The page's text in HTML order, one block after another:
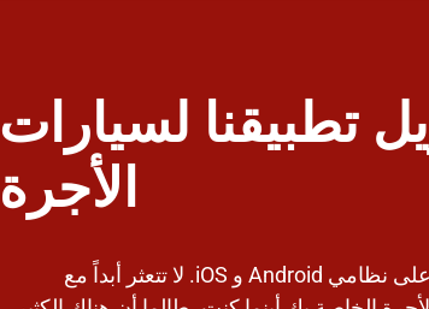
تطبيقنا لسيارات
الأجرة
يمكنك الآن تنزيل تطبيقنا على نظامي Android و iOS. لا تتعثر أبداً مع